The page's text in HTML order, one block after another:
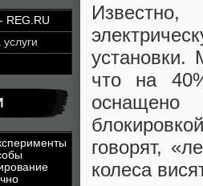
REG.RU
установки.
что на
оснащено
говорят,
колеса